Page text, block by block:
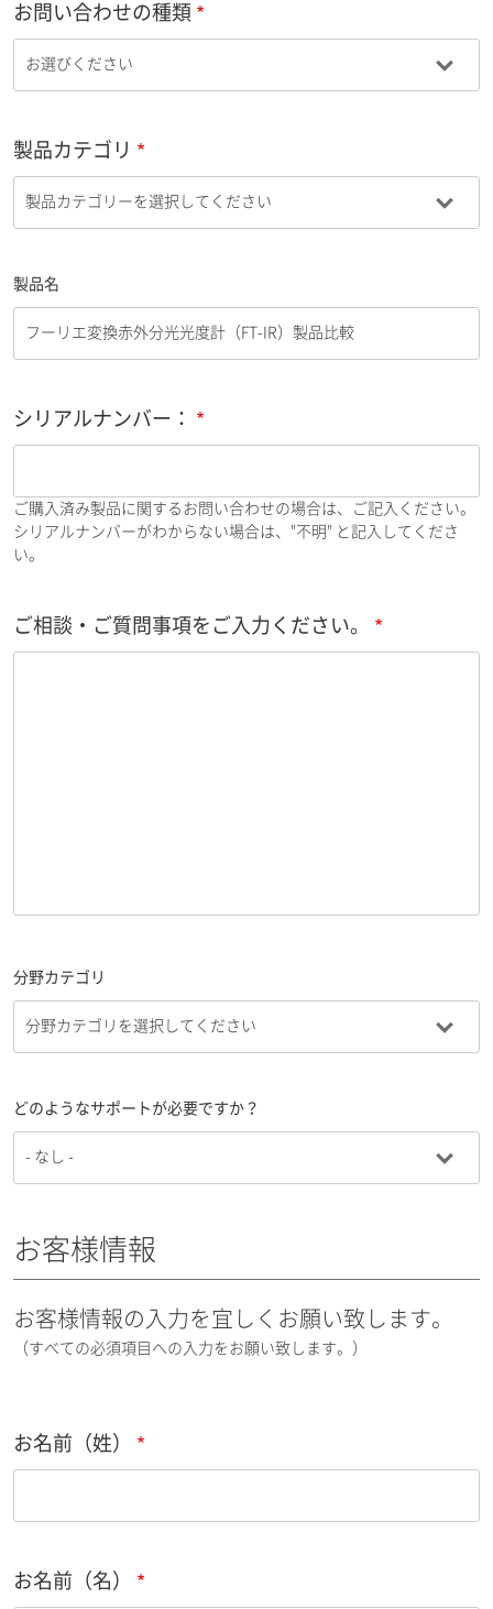
お問い合わせの種類
製品カテゴリ
製品名
シリアルナンバー：
ご購入済み製品に関するお問い合わせの場合は、ご記入ください。
シリアルナンバーがわからない場合は、"不明" と記入してくださ
い。
ご相談・ご質問事項をご入力ください。
分野カテゴリ
どのようなサポートが必要ですか？
お客様情報
お客様情報の入力を宜しくお願い致します。
（すべての必須項目への入力をお願い致します。）
お名前（姓）
お名前（名）